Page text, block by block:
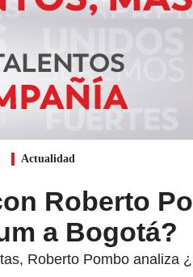
Actualidad
Roberto
a Bogotá?
Roberto Pombo analiza